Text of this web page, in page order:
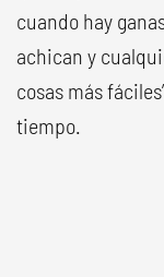
cuando hay
achican y
cosas más
tiempo.